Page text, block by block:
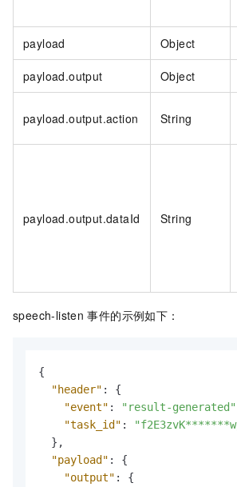
payload Object
payload.output Object
payload.output.action String
payload.output.dataId String
speech-listen 事件的示例如下：
{
"header" :
{
"event" : "result-generated"
"task_id" :
} ,
"payload" :
{
"output" :
{